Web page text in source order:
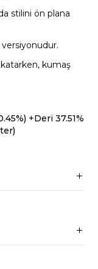
stilini ön plana
katarken, kumaş
+Deri 37.51%